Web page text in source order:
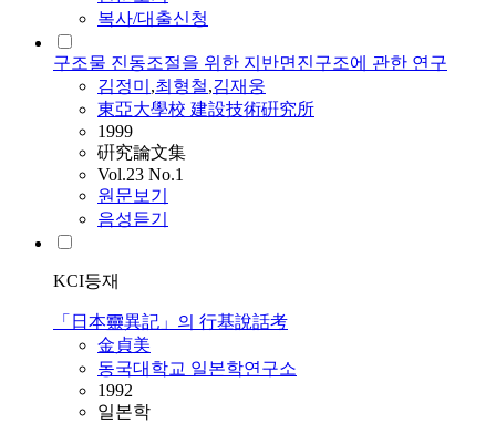
복사/대출신청
구조물 진동조절을 위한 지반면진구조에 관한 연구
김정미 ,최형철,김재웅
東亞大學校 建設技術硏究所
1999
硏究論文集
Vol.23 No.1
원문보기
음성듣기
KCI등재
「日本靈異記」의 行基說話考
金貞美
동국대학교 일본학연구소
1992
일본학